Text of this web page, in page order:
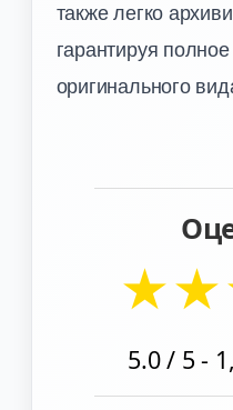
также легко
гарантируя
оригинального
★★
5.0/ 5 -